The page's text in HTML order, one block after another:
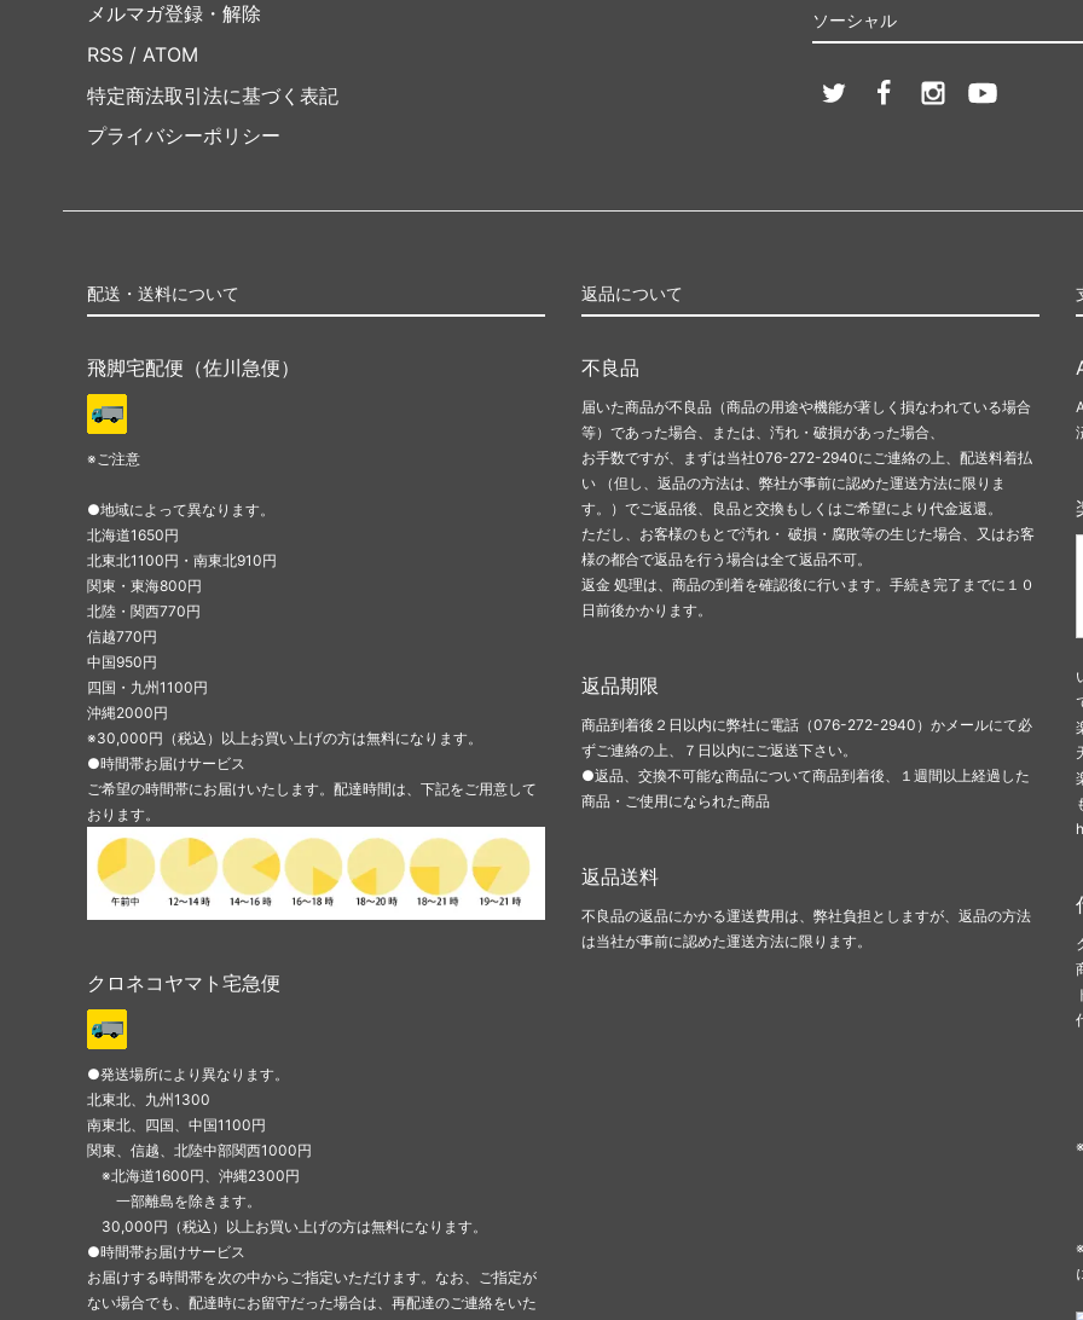
ソーシャル
メルマガ登録・解除
RSS / ATOM
特定商法取引法に基づく表記
プライバシーポリシー
配送・送料について
飛脚宅配便（佐川急便）
※ご注意
●地域によって異なります。
北海道1650円
北東北1100円・南東北910円
関東・東海800円
北陸・関西770円
信越770円
中国950円
四国・九州1100円
沖縄2000円
※30,000円（税込）以上お買い上げの方は無料になります。
●時間帯お届けサービス
ご希望の時間帯にお届けいたします。配達時間は、下記をご用意して
おります。
クロネコヤマト宅急便
●発送場所により異なります。
北東北、九州1300
南東北、四国、中国1100円
関東、信越、北陸中部関西1000円
※北海道1600円、沖縄2300円
一部離島を除きます。
30,000円（税込）以上お買い上げの方は無料になります。
●時間帯お届けサービス
お届けする時間帯を次の中からご指定いただけます。なお、ご指定が
ない場合でも、配達時にお留守だった場合は、再配達のご連絡をいた
返品について
不良品
届いた商品が不良品（商品の用途や機能が著しく損なわれている場合
等）であった場合、または、汚れ・破損があった場合、
お手数ですが、まずは当社076-272-2940にご連絡の上、配送料着払
い （但し、返品の方法は、弊社が事前に認めた運送方法に限りま
す。）でご返品後、良品と交換もしくはご希望により代金返還。
ただし、お客様のもとで汚れ・ 破損・腐敗等の生じた場合、又はお客
様の都合で返品を行う場合は全て返品不可。
返金 処理は、商品の到着を確認後に行います。手続き完了までに１０
日前後かかります。
返品期限
商品到着後２日以内に弊社に電話（076-272-2940）かメールにて必
ずご連絡の上、７日以内にご返送下さい。
●返品、交換不可能な商品について商品到着後、１週間以上経過した
商品・ご使用になられた商品
返品送料
不良品の返品にかかる運送費用は、弊社負担としますが、返品の方法
は当社が事前に認めた運送方法に限ります。